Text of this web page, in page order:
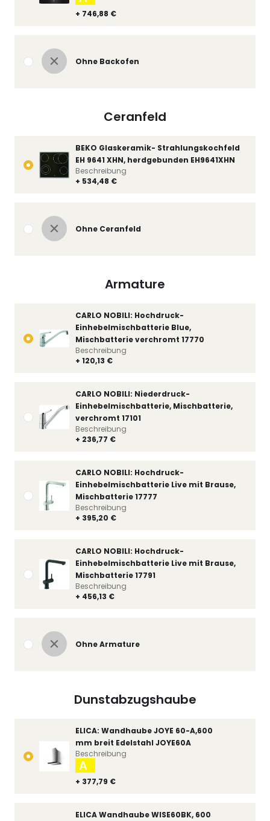
+ 746,88 €
Ohne Backofen
Ceranfeld
BEKO Glaskeramik- Strahlungskochfeld
EH 9641 XHN, herdgebunden EH9641XHN
+ 534,48 €
Beschreibung
Ohne Ceranfeld
Armature
CARLO NOBILI: Hochdruck-
Einhebelmischbatterie Blue,
Mischbatterie verchromt 17770
+ 120,13 €
Beschreibung
CARLO NOBILI: Niederdruck-
Einhebelmischbatterie, Mischbatterie,
verchromt 17101
+ 236,77 €
Beschreibung
CARLO NOBILI: Hochdruck-
Einhebelmischbatterie Live mit Brause,
Mischbatterie 17777
+ 395,20 €
Beschreibung
CARLO NOBILI: Hochdruck-
Einhebelmischbatterie Live mit Brause,
Mischbatterie 17791
+ 456,13 €
Beschreibung
Ohne Armature
Dunstabzugshaube
ELICA: Wandhaube JOYE 60-A,600
mm breit Edelstahl JOYE60A
+ 377,79 €
A
Beschreibung
ELICA Wandhaube WISE60BK, 600